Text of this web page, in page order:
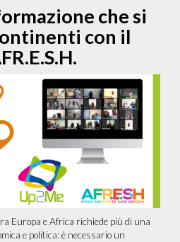
che si
con il
Europa e Africa richiede più di una
e politica: è necessario un